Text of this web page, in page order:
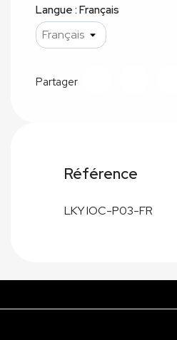
Langue : Français
Partager
Référence
LKY IOC-P03-FR